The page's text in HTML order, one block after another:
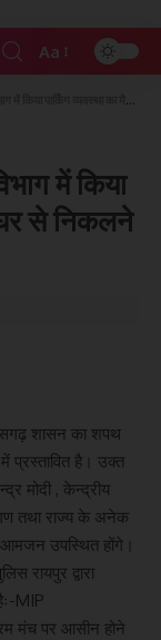
Aa
में किया
घर से निकलने
शासन का शपथ
प्रस्तावित है। उक्त
मोदी , केन्द्रीय
तथा राज्य के अनेक
आमजन उपस्थित होंगे।
रायपुर द्वारा
MIP
मंच पर आसीन होने